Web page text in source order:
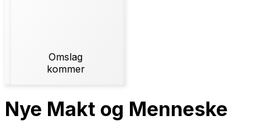
Omslag
kommer
Nye Makt og Menneske